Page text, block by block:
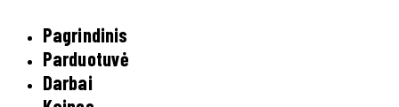
Pagrindinis
Parduotuvė
Darbai